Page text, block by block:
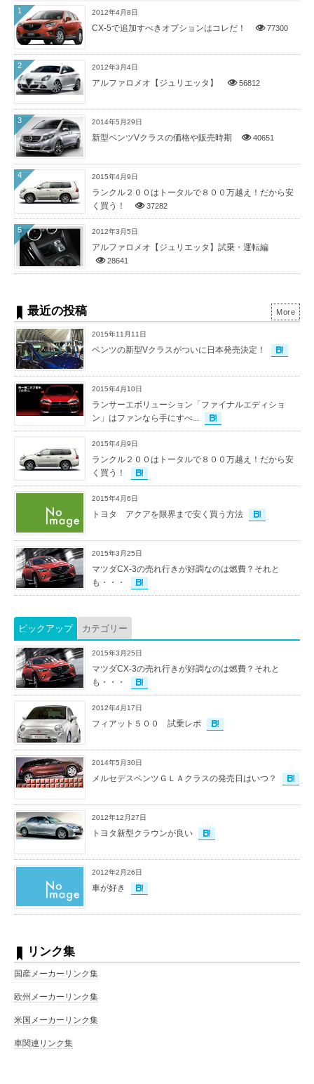
2012年4月8日
CX-5で追加すべきオプションはコレだ！ 77300
1
2012年3月4日
アルファロメオ【ジュリエッタ】 56812
2
2014年5月29日
新型ベンツVクラスの価格や販売時期 40651
3
2015年4月9日
ランクル２００はトータルで８００万越え！だから安
く買う！
37282
4
2012年3月5日
アルファロメオ【ジュリエッタ】試乗・運転編
28641
5
最近の投稿
2015年11月11日
ベンツの新型Vクラスがついに日本発売決定！
2015年4月10日
ランサーエボリューション「ファイナルエディショ
ン」はファンなら手にすべ...
2015年4月9日
ランクル２００はトータルで８００万越え！だから安
く買う！
2015年4月6日
トヨタ アクアを限界まで安く買う方法
2015年3月25日
マツダCX-3の売れ行きが好調なのは燃費？それと
も・・・
More
ピックアップ カテゴリー
2015年3月25日
マツダCX-3の売れ行きが好調なのは燃費？それと
も・・・
2012年4月17日
フィアット５００ 試乗レポ
2014年5月30日
メルセデスベンツＧＬＡクラスの発売日はいつ？
2012年12月27日
トヨタ新型クラウンが良い
2012年2月26日
車が好き
リンク集
国産メーカーリンク集
欧州メーカーリンク集
米国メーカーリンク集
車関連リンク集